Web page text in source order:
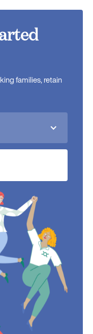
families, retain